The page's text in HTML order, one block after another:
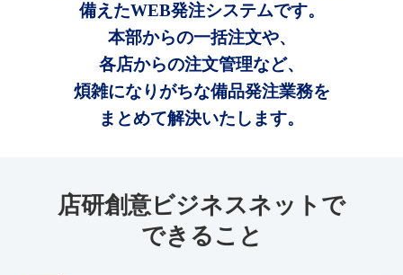
備えたWEB発注システムです。
本部からの一括注文や、
各店からの注文管理など、
煩雑になりがちな備品発注業務を
まとめて解決いたします。
店研創意ビジネスネットで
できること